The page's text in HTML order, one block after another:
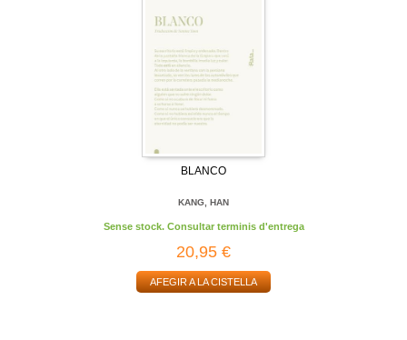
BLANCO
KANG, HAN
Sense stock. Consultar terminis d'entrega
20,95 €
AFEGIR A LA CISTELLA